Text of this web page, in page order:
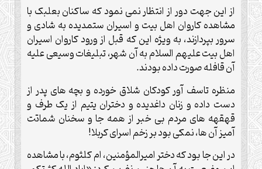
از این جهت دور از انتظار نمی نمود که ساکنان بعلبک با
مشاهده کاروان اهل بیت و اسیران ستمدیده به شادی و
سرور بپردازند، به ویژه این که قبل از ورود کاروان اسیران
اهل بیت علیهم السلام به آن شهر، تبلیغات وسیعی علیه
آن قافله صورت داده بودند.
منظره تاسف آور کودکان شلاق خورده و بچه های پدر از
دست داده و زنان داغدیده و دختران یتیم از یک طرف و
قهقهه های مردم بی خبر از همه جا و سخنان شماتت
آمیز آن ها، نمکی بود بر زخم اسرای کربلا!
در این جا بود که دختر امیرالمؤمنین، ام کلثوم، با مشاهده